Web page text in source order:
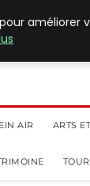
AIR ARTS